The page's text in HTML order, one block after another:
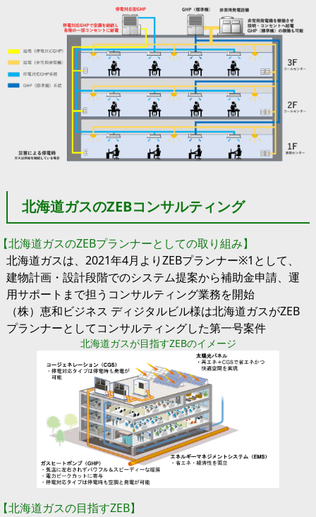
北海道ガスのZEBコンサルティング
北海道ガスのZEBプランナーとしての取り組み】
北海道ガスは、2021年4月よりZEBプランナー※1として、
建物計画・設計段階でのシステム提案から補助金申請、運
用サポートまで担うコンサルティング業務を開始
（株）恵和ビジネス ディジタルビル様は北海道ガスがZEB
プランナーとしてコンサルティングした第一号案件
北海道ガスが目指すZEBのイメージ
北海道ガスの目指すZEB】